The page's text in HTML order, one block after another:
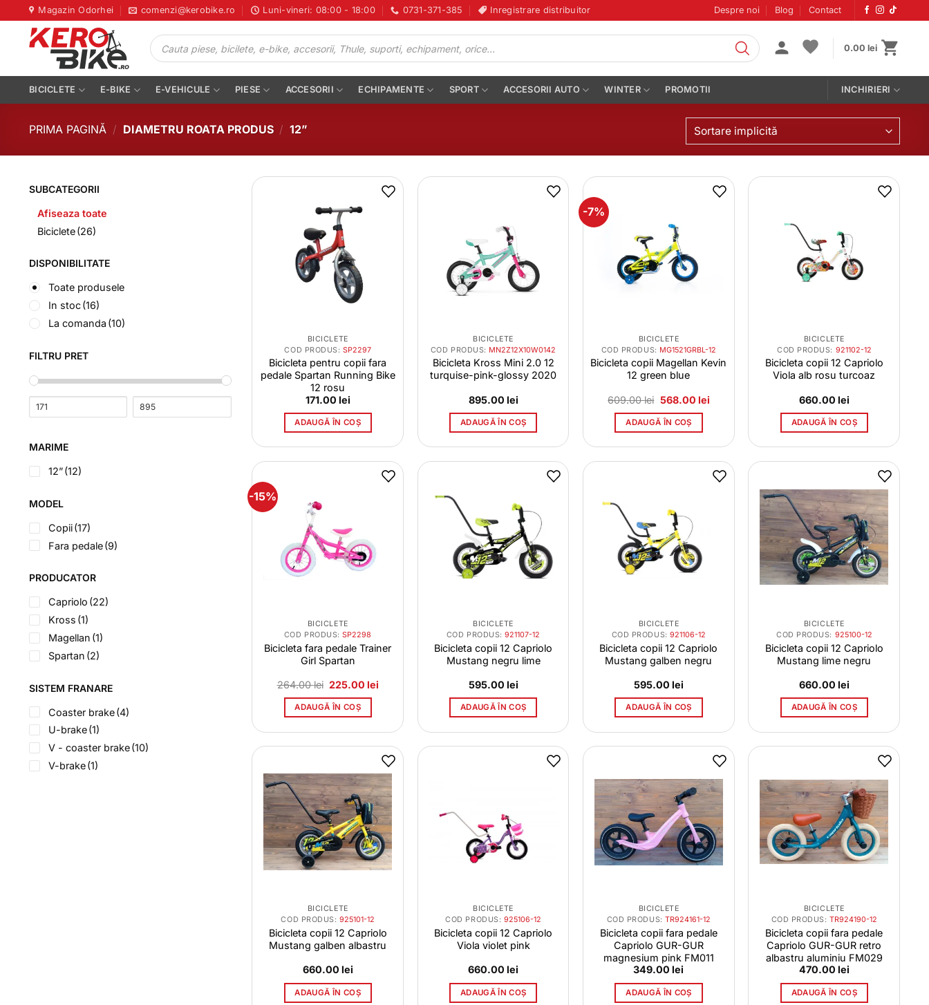
to
content
Magazin Odorhei comenzi@kerobike.ro Luni-vineri: 08:00 - 18:00 0731-371-385 Inregistrare distribuitor Despre noi Blog Contact
Products
search
0.00 lei
BICICLETE E-BIKE E-VEHICULE PIESE ACCESORII ECHIPAMENTE SPORT ACCESORII AUTO WINTER PROMOTII INCHIRIERI
PRIMA PAGINĂ / DIAMETRU ROATA PRODUS / 12” Sortare implicită
SUBCATEGORII
Afiseaza toate
Biciclete(26)
DISPONIBILITATE
Toate produsele
In stoc(16)
La comanda (10)
FILTRU PRET
MARIME
12”(12)
MODEL
Copii(17)
Fara pedale(9)
PRODUCATOR
Capriolo (22)
Kross (1)
Magellan (1)
Spartan (2)
SISTEM FRANARE
Coaster brake(4)
U-brake(1)
V - coaster brake(10)
V-brake(1)
BICICLETE
COD PRODUS: SP2297
Bicicleta pentru copii fara
pedale Spartan Running Bike
12 rosu
171.00 lei
ADAUGĂ ÎN COȘ
BICICLETE
COD PRODUS: MN2Z12X10W0142
Bicicleta Kross Mini 2.0 12
turquise-pink-glossy 2020
895.00 lei
ADAUGĂ ÎN COȘ
-7%
BICICLETE
COD PRODUS: MG1521GRBL-12
Bicicleta copii Magellan Kevin
12 green blue
609.00lei Prețul
a
fost:
568.00 leiPrețul
ADAUGĂ ÎN COȘ
BICICLETE
COD PRODUS: 921102-12
Bicicleta copii 12 Capriolo
Viola alb rosu turcoaz
660.00 lei
ADAUGĂ ÎN COȘ
-15%
BICICLETE
COD PRODUS:SP2298
Bicicleta fara pedale Trainer
Girl Spartan
264.00lei Prețul
a
fost:
225.00 leiPrețul
ADAUGĂ ÎN COȘ
BICICLETE
COD PRODUS:921107-12
Bicicleta copii 12 Capriolo
Mustang negru lime
595.00 lei
ADAUGĂ ÎN COȘ
BICICLETE
COD PRODUS:921106-12
Bicicleta copii 12 Capriolo
Mustang galben negru
595.00 lei
ADAUGĂ ÎN COȘ
BICICLETE
COD PRODUS: 925100-12
Bicicleta copii 12 Capriolo
Mustang lime negru
660.00 lei
ADAUGĂ ÎN COȘ
BICICLETE
COD PRODUS: 925101-12
Bicicleta copii 12 Capriolo
Mustang galben albastru
660.00 lei
ADAUGĂ ÎN COȘ
BICICLETE
COD PRODUS: 925106-12
Bicicleta copii 12 Capriolo
Viola violet pink
660.00lei
ADAUGĂ ÎN COȘ
BICICLETE
COD PRODUS:TR924161-12
Bicicleta copii fara pedale
Capriolo GUR-GUR
magnesium pink FM011
349.00lei
ADAUGĂ ÎN COȘ
BICICLETE
COD PRODUS:TR924190-12
Bicicleta copii fara pedale
Capriolo GUR-GUR retro
albastru aluminiu FM029
470.00 lei
ADAUGĂ ÎN COȘ